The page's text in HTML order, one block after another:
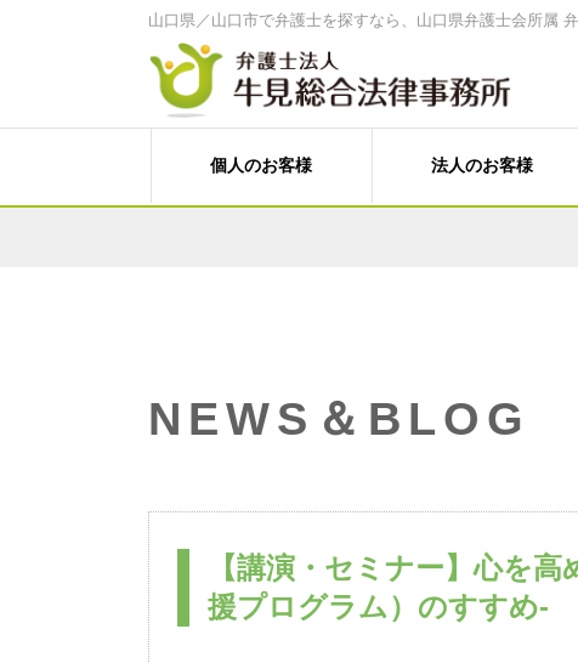
山口県／山口市で弁護士を探すなら、山口県弁護士会所属
個人のお客様
C型肝炎給付金
法人のお客様
NEWS＆BLOG
【講演・セミナー】心を
援プログラム）のすすめ-